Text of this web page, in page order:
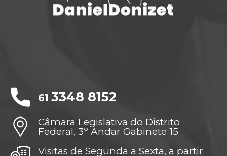
61 3348 8152
Câmara Legislativa do Distrito
Federal, 3º Andar Gabinete 15
Visitas de Segunda a Sexta, a partir